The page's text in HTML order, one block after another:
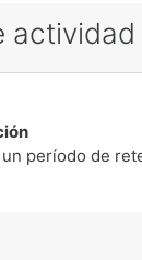
actividad
período de